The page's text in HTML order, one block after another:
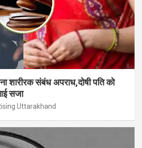
शारीरक संबंध अपराध,दोषी पति को
सजा
Uttarakhand